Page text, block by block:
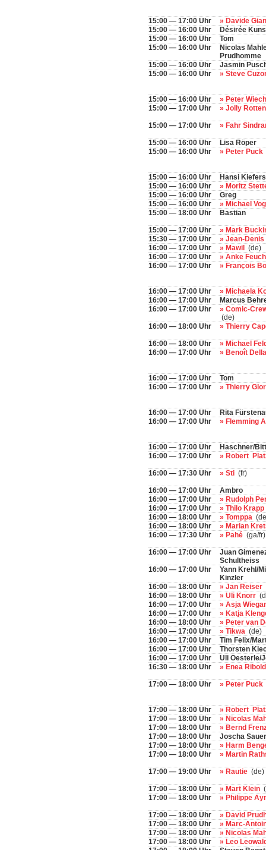
15:00 — 17:00 Uhr
» Davide
15:00 — 16:00 Uhr
Désirée
15:00 — 16:00 Uhr
Tom
15:00 — 16:00 Uhr
Nicolas
Prudhomme
15:00 — 16:00 Uhr
Jasmin
15:00 — 16:00 Uhr
» Steve
15:00 — 16:00 Uhr
» Peter
15:00 — 17:00 Uhr
» Jolly
15:00 — 17:00 Uhr » Fahr
15:00 — 16:00 Uhr
Lisa Röper
15:00 — 16:00 Uhr
» Peter Puck
15:00 — 16:00 Uhr
Hansi
15:00 — 16:00 Uhr
» Moritz
15:00 — 16:00 Uhr
Greg
15:00 — 16:00 Uhr
» Michael
15:00 — 18:00 Uhr
Bastian
15:00 — 17:00 Uhr
» Mark
15:30 — 17:00 Uhr
» Jean-
16:00 — 17:00 Uhr
» Mawil
(de)
16:00 — 17:00 Uhr
» Anke
16:00 — 17:00 Uhr
» François
16:00 — 17:00 Uhr
» Michaela
16:00 — 17:00 Uhr
Marcus
16:00 — 17:00 Uhr
» Comic-
(de)
16:00 — 18:00 Uhr
» Thierry
16:00 — 18:00 Uhr
» Michael
16:00 — 17:00 Uhr
» Benoît
16:00 — 17:00 Uhr
Tom
16:00 — 17:00 Uhr
» Thierry
16:00 — 17:00 Uhr
Rita
16:00 — 17:00 Uhr
» Flemming
16:00 — 17:00 Uhr
Haschner/
16:00 — 17:00 Uhr
» Robert
16:00 — 17:30 Uhr » Sti (fr)
16:00 — 17:00 Uhr
Ambro
16:00 — 17:00 Uhr
» Rudolph
16:00 — 17:00 Uhr
» Thilo Krapp
16:00 — 18:00 Uhr
» Tomppa
16:00 — 18:00 Uhr
» Marian
16:00 — 17:30 Uhr
» Pahé (ga/fr)
16:00 — 17:00 Uhr
Juan
Schultheiss
16:00 — 17:00 Uhr
Yann Krehl/
Kinzler
16:00 — 18:00 Uhr
» Jan Reiser
16:00 — 18:00 Uhr
» Uli Knorr
16:00 — 17:00 Uhr
» Asja
16:00 — 17:00 Uhr
» Katja
16:00 — 18:00 Uhr
» Peter van
16:00 — 17:00 Uhr
» Tikwa (de)
16:00 — 17:00 Uhr
Tim Felix/
16:00 — 17:00 Uhr
Thorsten
16:00 — 17:00 Uhr
Uli Oesterle/
16:30 — 18:00 Uhr
» Enea
17:00 — 18:00 Uhr » Peter Puck
17:00 — 18:00 Uhr
» Robert
17:00 — 18:00 Uhr
» Nicolas
17:00 — 18:00 Uhr
» Bernd
17:00 — 18:00 Uhr
Joscha
17:00 — 18:00 Uhr
» Harm
17:00 — 18:00 Uhr
» Martin
17:00 — 19:00 Uhr » Rautie (de)
17:00 — 18:00 Uhr » Mart Klein
17:00 — 18:00 Uhr
» Philippe
17:00 — 18:00 Uhr
» David
17:00 — 18:00 Uhr
» Marc-
17:00 — 18:00 Uhr
» Nicolas
17:00 — 18:00 Uhr
» Leo